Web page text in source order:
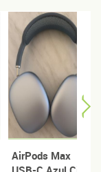
AirPods Max